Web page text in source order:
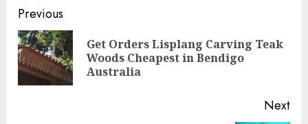
Previous
Get Orders Lisplang Carving Teak
Woods Cheapest in Bendigo
Australia
Next